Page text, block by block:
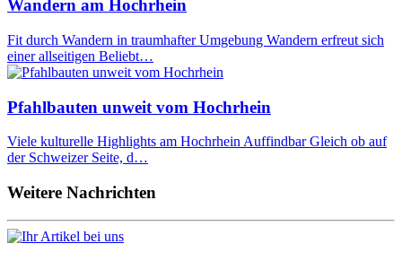
Wandern am Hochrhein
Fit durch Wandern in traumhafter Umgebung Wandern erfreut sich
einer allseitigen Beliebt…
Pfahlbauten unweit vom Hochrhein
Viele kulturelle Highlights am Hochrhein Auffindbar Gleich ob auf
der Schweizer Seite, d…
Weitere Nachrichten